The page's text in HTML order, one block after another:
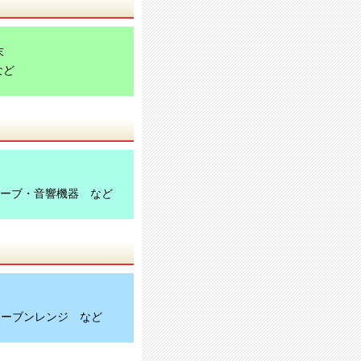
ど
ーブ・音響機器 など
ーブンレンジ など